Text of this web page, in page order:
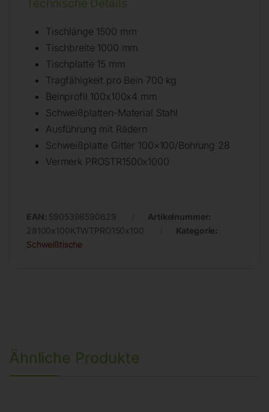
Technische Details
Tischlänge 1500 mm
Tischbreite 1000 mm
Tischplatte 15 mm
Tragfähigkeit pro Bein 700 kg
Beinprofil 100x100x4 mm
Schweißplatten-Material Stahl
Ausführung mit Rädern
Schweißplatte Gitter 100×100/Bohrung 28
Vermerk PROSTR1500x1000
EAN: 5905398590629
Artikelnummer:
28100x100KTWTPRO150x100
Kategorie:
Schweißtische
Ähnliche Produkte